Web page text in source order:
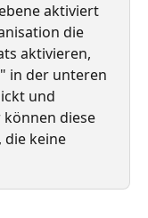
aktiviert
die
aktivieren,
in der unteren
und
können diese
die keine